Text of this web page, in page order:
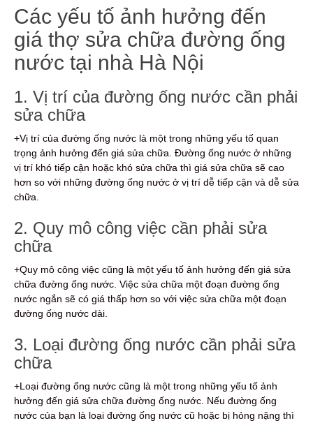
Các yếu tố ảnh hưởng đến
giá thợ sửa chữa đường ống
nước tại nhà Hà Nội
1. Vị trí của đường ống nước cần phải
sửa chữa
+Vị trí của đường ống nước là một trong những yếu tố quan
trọng ảnh hưởng đến giá sửa chữa. Đường ống nước ở những
vị trí khó tiếp cận hoặc khó sửa chữa thì giá sửa chữa sẽ cao
hơn so với những đường ống nước ở vị trí dễ tiếp cận và dễ sửa
chữa.
2. Quy mô công việc cần phải sửa
chữa
+Quy mô công việc cũng là một yếu tố ảnh hưởng đến giá sửa
chữa đường ống nước. Việc sửa chữa một đoạn đường ống
nước ngắn sẽ có giá thấp hơn so với việc sửa chữa một đoạn
đường ống nước dài.
3. Loại đường ống nước cần phải sửa
chữa
+Loại đường ống nước cũng là một trong những yếu tố ảnh
hưởng đến giá sửa chữa đường ống nước. Nếu đường ống
nước của bạn là loại đường ống nước cũ hoặc bị hỏng nặng thì